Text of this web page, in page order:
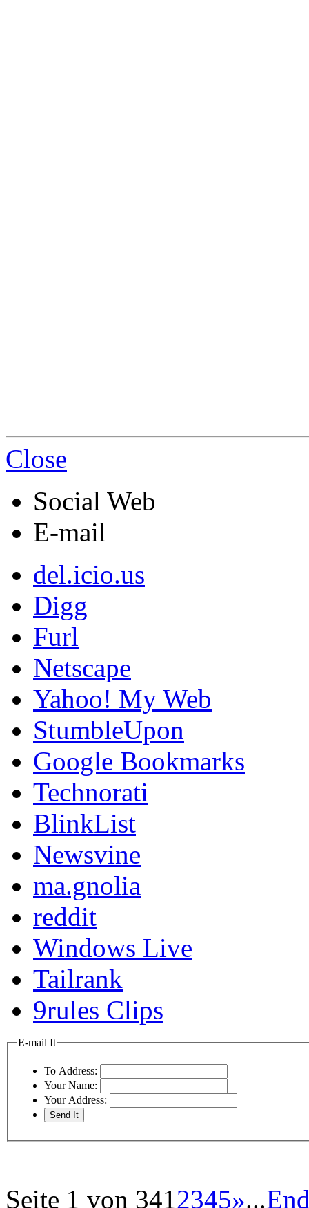
Close
Social Web
E-mail
del.icio.us
Digg
Furl
Netscape
Yahoo! My Web
StumbleUpon
Google Bookmarks
Technorati
BlinkList
Newsvine
ma.gnolia
reddit
Windows Live
Tailrank
9rules Clips
E-mail It
To Address:
Your Name:
Your Address:
Seite 1 von 341 2345»...